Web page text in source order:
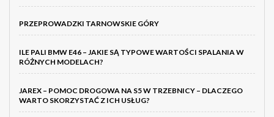
PRZEPROWADZKI TARNOWSKIE GÓRY
ILE PALI BMW E46 – JAKIE SĄ TYPOWE WARTOŚCI SPALANIA W
RÓŻNYCH MODELACH?
JAREX – POMOC DROGOWA NA S5 W TRZEBNICY – DLACZEGO
WARTO SKORZYSTAĆ Z ICH USŁUG?